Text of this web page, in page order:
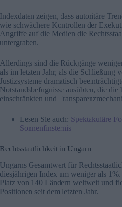
Indexdaten zeigen, dass autoritäre
wie schwächere Kontrollen der
Angriffe auf die Medien die
untergraben.
Allerdings sind die Rückgänge
als im letzten Jahr, als die Schließung
Justizsysteme dramatisch
Notstandsbefugnisse ausübten, die
einschränkten und
Lesen Sie auch: Spektakuläre
Sonnenfinsternis
Rechtsstaatlichkeit in Ungarn
Ungarns Gesamtwert für
diesjährigen Index um weniger als
Platz von 140 Ländern weltweit und
Positionen seit dem letzten Jahr.